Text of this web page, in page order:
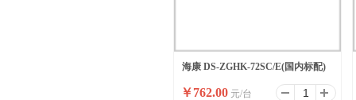
海康 DS-ZGHK-72SC/E(国内标配)
￥762.00 元/台